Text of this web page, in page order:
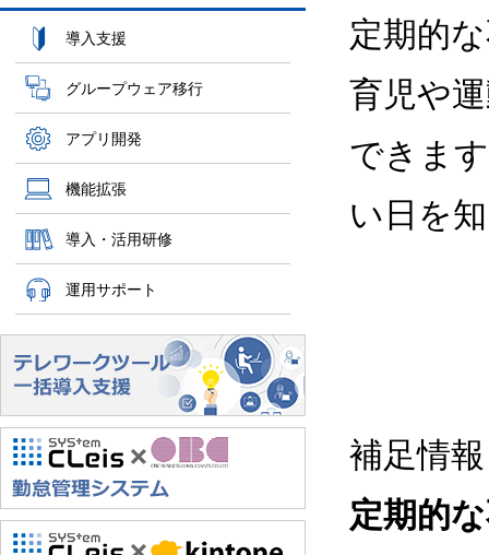
導入支援
グループウェア移行
アプリ開発
機能拡張
導入・活用研修
運用サポート
定期的
育児や
できま
い日を
補足情報
定期的